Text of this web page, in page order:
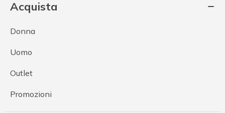
Acquista
Donna
Uomo
Outlet
Promozioni